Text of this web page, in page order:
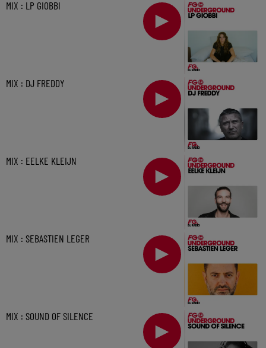
MIX : LP GIOBBI
MIX : DJ FREDDY
MIX : EELKE KLEIJN
MIX : SEBASTIEN LEGER
MIX : SOUND OF SILENCE